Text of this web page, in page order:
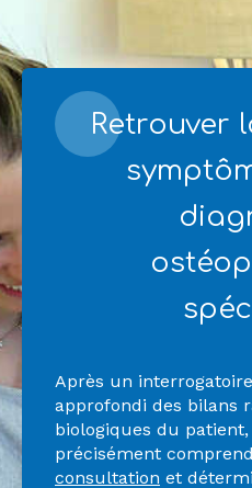
Retrouver
Après un
approfondi des bilans
biologiques du patient,
précisément
consultation et